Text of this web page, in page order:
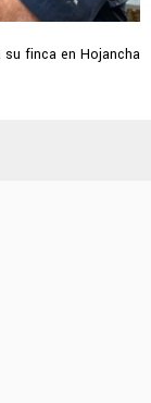
su finca en Hojancha